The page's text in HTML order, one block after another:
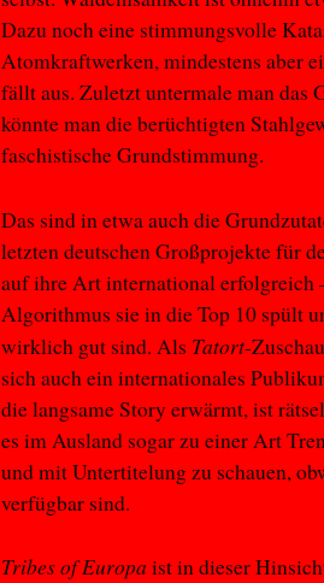
Dazu noch eine stimmungsvolle
Atomkraftwerken, mindestens aber
fällt aus. Zuletzt untermale man das
könnte man die berüchtigten
faschistische Grundstimmung.
Das sind in etwa auch die
letzten deutschen Großprojekte für
auf ihre Art international erfolgreich
Algorithmus sie in die Top 10 spült
wirklich gut sind. Als Tatort-
sich auch ein internationales
die langsame Story erwärmt, ist
es im Ausland sogar zu einer Art
und mit Untertitelung zu schauen,
verfügbar sind.
Tribes of Europa ist in dieser